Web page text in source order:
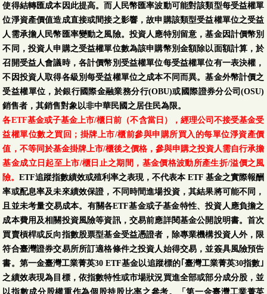
使得結轉匯成本因此提高。而人民幣匯率波動可能對該類型每受益權單
位淨資產價值造成直接或間接之影響，故申購該類型受益權單位之受益
人需承擔人民幣匯率變動之風險。投資人應特別留意，基金因計價幣別
不同，投資人申購之受益權單位數為該申購幣別金額除以面額計算，於
召開受益人會議時，各計價幣別受益權單位每受益權單位有一表決權，
不因投資人取得各級別每受益權單位之成本不同而異。基金外幣計價之
受益權單位，於銀行國際金融業務分行(OBU)或國際證券分公司(OSU)
銷售者，其銷售對象以非中華民國之居住民為限。
各ETF基金或子基金上市/櫃日前（不含當日），經理公司不接受基金受
益權單位數之買回；掛牌上市/櫃前參與申購所買入的每單位淨資產價
值，不等同於基金掛牌上市/櫃後之價格，參與申購之投資人需自行承擔
基金成立日起至上市/櫃日止之期間，基金價格波動所產生折/溢價之風
險。ETF追蹤指數績效或殖利率之表現，不代表本 ETF 基金之實際報酬
率或配息率及未來績效保證，不同時間進場投資，其結果將可能不同，
且並未考量交易成本。有關各ETF基金或子基金特性、投資人應負擔之
成本費用及相關投資風險等資訊，交易前應詳閱基金公開說明書。首次
買賣槓桿或反向指數股票型基金受益憑證者，除專業機構投資人外，限
符合臺灣證券交易所所訂適格條件之投資人始得交易，並簽具風險預告
書。第一金臺灣工業菁英30 ETF基金以追蹤標的｢臺灣工業菁英30指數｣
之績效表現為目標，依指數特性或市場狀況買進全部或部分成分股，並
以指數成分股權重作為個股持股比率之參考。「第一金臺灣工業菁英